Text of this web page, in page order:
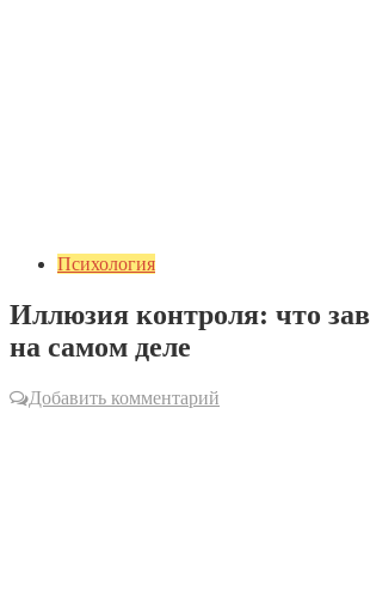
Психология
Иллюзия контроля: что
на самом деле
Добавить комментарий